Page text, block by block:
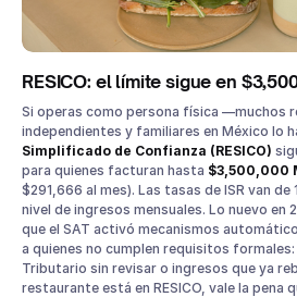
RESICO: el límite sigue en
Si operas como persona física —muchos
independientes y familiares en México lo
Simplificado de Confianza (RESICO)
para quienes facturan hasta $3,500,000
$291,666 al mes). Las tasas de ISR van de
nivel de ingresos mensuales. Lo nuevo en
que el SAT activó mecanismos
a quienes no cumplen requisitos
Tributario sin revisar o ingresos que ya
restaurante está en RESICO, vale la pena